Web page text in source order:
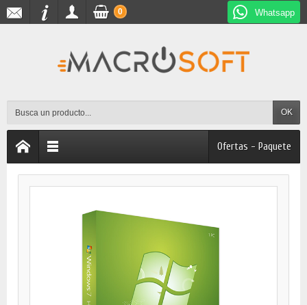
Whatsapp
OK
0
Ofertas - Paquete